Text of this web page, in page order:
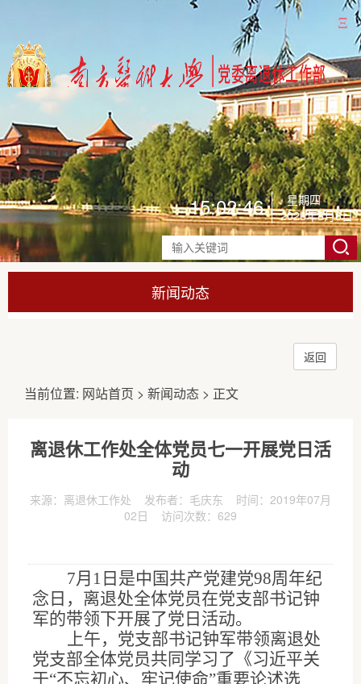
Ξ
15:02:50
星期四
2026年8月6日
新闻动态
当前位置: 网站首页 > 新闻动态 > 正文
返回
离退休工作处全体党员七一开展党日活
动
来源：离退休工作处 发布者：毛庆东 时间：2019年07月
02日 访问次数： 629
7月 1 日是中国共产党建党98周年纪
念日，离退处全体党员在党支部书记钟
军的带领下开展了党日活动。
上午，党支部书记钟军带领离退处
党支部全体党员共同学习了《习近平关
于“不忘初心、牢记使命”重要论述选